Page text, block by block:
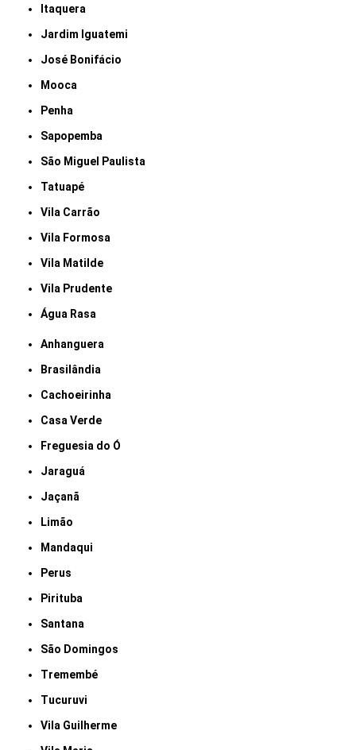
Itaquera
Jardim Iguatemi
José Bonifácio
Mooca
Penha
Sapopemba
São Miguel Paulista
Tatuapé
Vila Carrão
Vila Formosa
Vila Matilde
Vila Prudente
Água Rasa
Anhanguera
Brasilândia
Cachoeirinha
Casa Verde
Freguesia do Ó
Jaraguá
Jaçanã
Limão
Mandaqui
Perus
Pirituba
Santana
São Domingos
Tremembé
Tucuruvi
Vila Guilherme